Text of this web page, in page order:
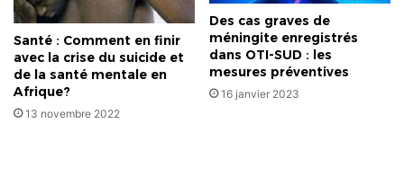
Santé : Comment en finir
avec la crise du suicide et
de la santé mentale en
Afrique?
13 novembre 2022
Des cas graves de
méningite enregistrés
dans OTI-SUD : les
mesures préventives
16 janvier 2023